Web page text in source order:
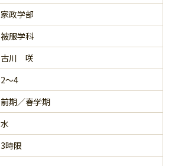
家政学部
被服学科
古川 咲
2～4
前期／春学期
水
3時限